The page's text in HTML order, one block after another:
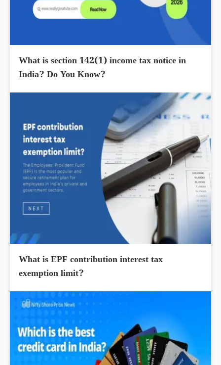
What is section 142(1) income tax notice in
India? Do You Know?
What is EPF contribution interest tax
exemption limit?